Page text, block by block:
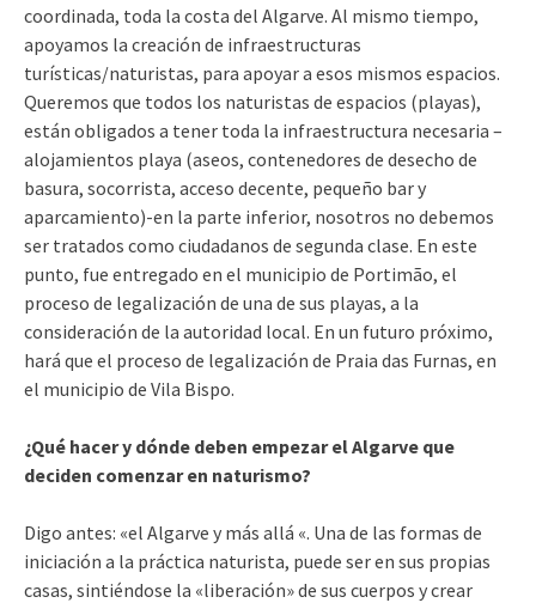
coordinada, toda la costa del Algarve. Al mismo tiempo,
apoyamos la creación de infraestructuras
turísticas/naturistas, para apoyar a esos mismos espacios.
Queremos que todos los naturistas de espacios (playas),
están obligados a tener toda la infraestructura necesaria –
alojamientos playa (aseos, contenedores de desecho de
basura, socorrista, acceso decente, pequeño bar y
aparcamiento)-en la parte inferior, nosotros no debemos
ser tratados como ciudadanos de segunda clase. En este
punto, fue entregado en el municipio de Portimão, el
proceso de legalización de una de sus playas, a la
consideración de la autoridad local. En un futuro próximo,
hará que el proceso de legalización de Praia das Furnas, en
el municipio de Vila Bispo.
¿Qué hacer y dónde deben empezar el Algarve que
deciden comenzar en naturismo?
Digo antes: «el Algarve y más allá «. Una de las formas de
iniciación a la práctica naturista, puede ser en sus propias
casas, sintiéndose la «liberación» de sus cuerpos y crear